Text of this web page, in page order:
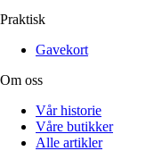
Praktisk
Gavekort
Om oss
Vår historie
Våre butikker
Alle artikler